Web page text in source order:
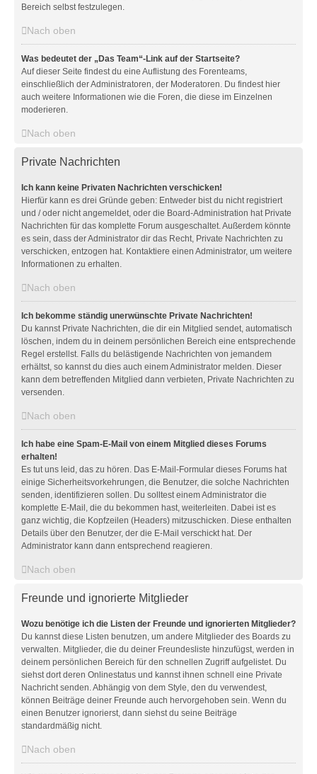
Bereich selbst festzulegen.
Nach oben
Was bedeutet der „Das Team“-Link auf der Startseite?
Auf dieser Seite findest du eine Auflistung des Forenteams,
einschließlich der Administratoren, der Moderatoren. Du findest hier
auch weitere Informationen wie die Foren, die diese im Einzelnen
moderieren.
Nach oben
Private Nachrichten
Ich kann keine Privaten Nachrichten verschicken!
Hierfür kann es drei Gründe geben: Entweder bist du nicht registriert
und / oder nicht angemeldet, oder die Board-Administration hat Private
Nachrichten für das komplette Forum ausgeschaltet. Außerdem könnte
es sein, dass der Administrator dir das Recht, Private Nachrichten zu
verschicken, entzogen hat. Kontaktiere einen Administrator, um weitere
Informationen zu erhalten.
Nach oben
Ich bekomme ständig unerwünschte Private Nachrichten!
Du kannst Private Nachrichten, die dir ein Mitglied sendet, automatisch
löschen, indem du in deinem persönlichen Bereich eine entsprechende
Regel erstellst. Falls du belästigende Nachrichten von jemandem
erhältst, so kannst du dies auch einem Administrator melden. Dieser
kann dem betreffenden Mitglied dann verbieten, Private Nachrichten zu
versenden.
Nach oben
Ich habe eine Spam-E-Mail von einem Mitglied dieses Forums
erhalten!
Es tut uns leid, das zu hören. Das E-Mail-Formular dieses Forums hat
einige Sicherheitsvorkehrungen, die Benutzer, die solche Nachrichten
senden, identifizieren sollen. Du solltest einem Administrator die
komplette E-Mail, die du bekommen hast, weiterleiten. Dabei ist es
ganz wichtig, die Kopfzeilen (Headers) mitzuschicken. Diese enthalten
Details über den Benutzer, der die E-Mail verschickt hat. Der
Administrator kann dann entsprechend reagieren.
Nach oben
Freunde und ignorierte Mitglieder
Wozu benötige ich die Listen der Freunde und ignorierten Mitglieder?
Du kannst diese Listen benutzen, um andere Mitglieder des Boards zu
verwalten. Mitglieder, die du deiner Freundesliste hinzufügst, werden in
deinem persönlichen Bereich für den schnellen Zugriff aufgelistet. Du
siehst dort deren Onlinestatus und kannst ihnen schnell eine Private
Nachricht senden. Abhängig von dem Style, den du verwendest,
können Beiträge deiner Freunde auch hervorgehoben sein. Wenn du
einen Benutzer ignorierst, dann siehst du seine Beiträge
standardmäßig nicht.
Nach oben